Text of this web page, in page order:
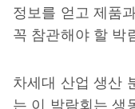
정보를 얻고 제품
꼭 참관해야 할 박
차세대 산업 생산
는 이 박람회는 생